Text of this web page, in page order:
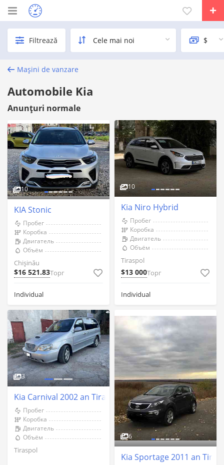
Filtrează
Mașini de vanzare
Automobile Kia
Anunțuri normale
10
KIA Stonic
Пробег
Коробка
Двигатель
Объём
Chişinău
$16 521.83Торг
Individual
10
Kia Niro Hybrid
Пробег
Коробка
Двигатель
Объём
Tiraspol
$13 000Торг
Individual
3
Kia Carnival 2002 an Tiraspol
Пробег
Коробка
Двигатель
Объём
Tiraspol
6
Kia Sportage 2011 an